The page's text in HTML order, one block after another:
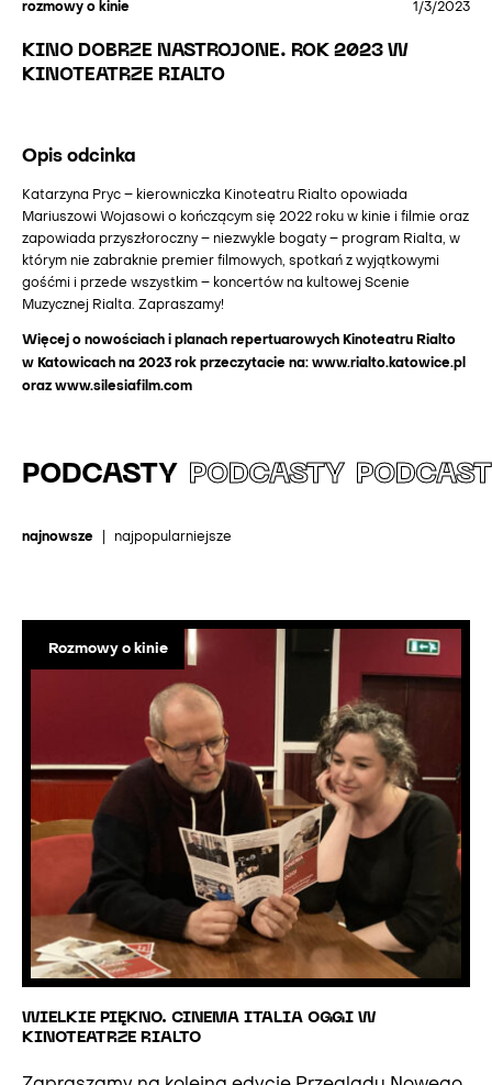
rozmowy o kinie 1/3/2023
KINO DOBRZE NASTROJONE. ROK 2023 W
KINOTEATRZE RIALTO
Opis odcinka
Katarzyna Pryc – kierowniczka Kinoteatru Rialto opowiada
Mariuszowi Wojasowi o kończącym się 2022 roku w kinie i filmie oraz
zapowiada przyszłoroczny – niezwykle bogaty – program Rialta, w
którym nie zabraknie premier filmowych, spotkań z wyjątkowymi
gośćmi i przede wszystkim – koncertów na kultowej Scenie
Muzycznej Rialta. Zapraszamy!
Więcej o nowościach i planach repertuarowych Kinoteatru Rialto
w Katowicach na 2023 rok przeczytacie na: www.rialto.katowice.pl
oraz www.silesiafilm.com
PODCASTY PODCASTY
najnowsze najpopularniejsze
Rozmowy o kinie
WIELKIE PIĘKNO. CINEMA ITALIA OGGI W
KINOTEATRZE RIALTO